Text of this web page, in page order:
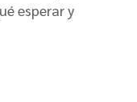
esperar y